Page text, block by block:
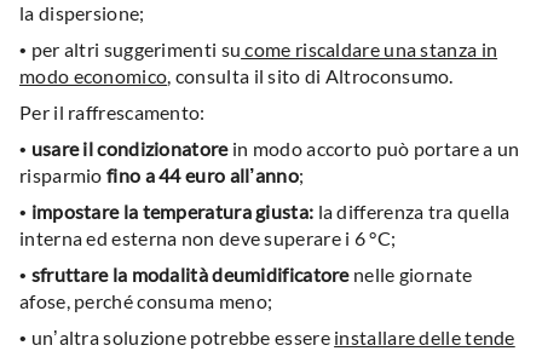
la dispersione;
• per altri suggerimenti su come riscaldare una stanza in
modo economico, consulta il sito di Altroconsumo.
Per il raffrescamento:
• usare il condizionatorein modo accorto può portare a un
risparmio fino a 44 euro all’anno;
• impostare la temperatura giusta: la differenza tra quella
interna ed esterna non deve superare i 6 °C;
• sfruttare la modalità deumidificatore nelle giornate
afose, perché consuma meno;
• un’altra soluzione potrebbe essere installare delle tende